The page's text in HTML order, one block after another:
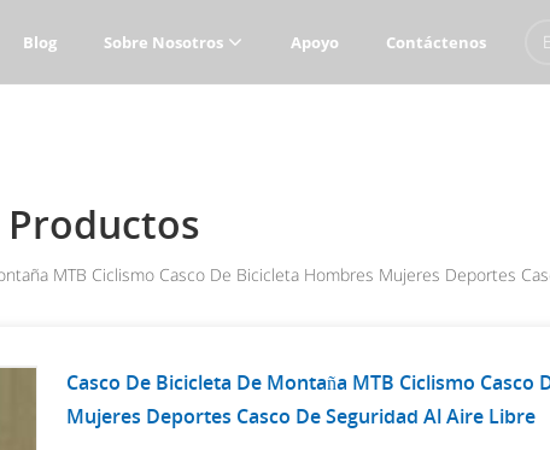
Blog Sobre Nosotros Apoyo Contáctenos
Română Norsk
Productos
MTB Ciclismo Casco De Bicicleta Hombres Mujeres Deportes
Casco De Bicicleta De Montaña MTB Ciclismo Casco
Mujeres Deportes Casco De Seguridad Al Aire Libre